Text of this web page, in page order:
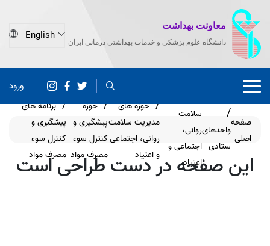
معاونت بهداشت
دانشگاه علوم پزشکی و خدمات بهداشتی درمانی ایران
ورود
صفحه
اصلی
واحدهای
ستادی
سلامت
روانی،
اجتماعی و
اعتیاد
حوزه های
مدیریت سلامت
روانی، اجتماعی
و اعتیاد
حوزه
پیشگیری و
کنترل سوء
مصرف مواد
برنامه های
پیشگیری و
کنترل سوء
مصرف مواد
این صفحه در دست طراحی است